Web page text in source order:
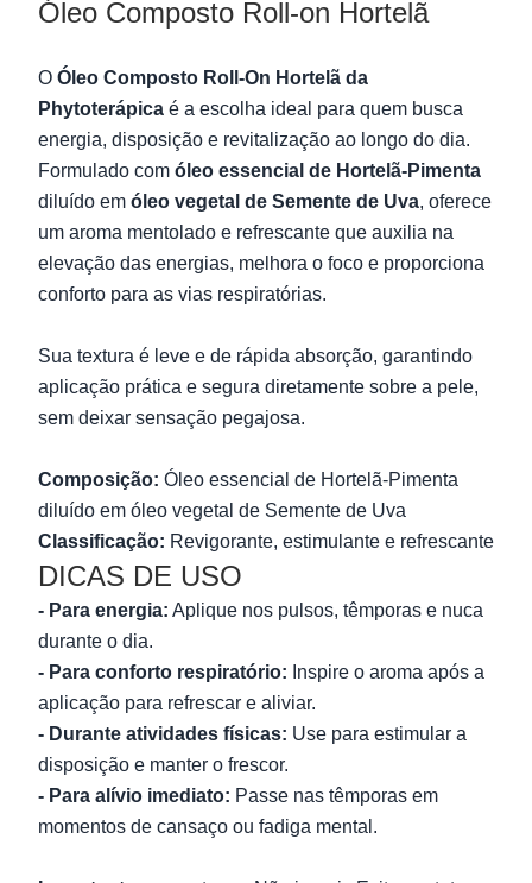
Óleo Composto Roll-on Hortelã
O Óleo Composto Roll-On Hortelã da
Phytoterápica é a escolha ideal para quem busca
energia, disposição e revitalização ao longo do dia.
Formulado com óleo essencial de Hortelã-Pimenta
diluído em óleo vegetal de Semente de Uva, oferece
um aroma mentolado e refrescante que auxilia na
elevação das energias, melhora o foco e proporciona
conforto para as vias respiratórias.
Sua textura é leve e de rápida absorção, garantindo
aplicação prática e segura diretamente sobre a pele,
sem deixar sensação pegajosa.
Composição: Óleo essencial de Hortelã-Pimenta
diluído em óleo vegetal de Semente de Uva
Classificação: Revigorante, estimulante e refrescante
DICAS DE USO
- Para energia: Aplique nos pulsos, têmporas e nuca
durante o dia.
- Para conforto respiratório: Inspire o aroma após a
aplicação para refrescar e aliviar.
- Durante atividades físicas: Use para estimular a
disposição e manter o frescor.
- Para alívio imediato: Passe nas têmporas em
momentos de cansaço ou fadiga mental.